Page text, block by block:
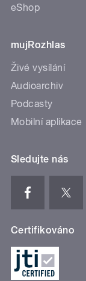
eShop
mujRozhlas
Živé vysílání
Audioarchiv
Podcasty
Mobilní aplikace
Sledujte nás
Certifikováno